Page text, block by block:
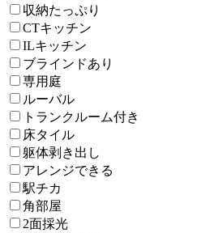
収納たっぷり
CTキッチン
ILキッチン
ブラインドあり
専用庭
ルーバル
トランクルーム付き
床タイル
躯体剥き出し
アレンジできる
駅チカ
角部屋
2面採光